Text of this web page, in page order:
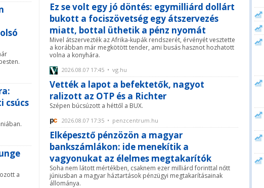
csúcs
a
Ez se volt egy jó döntés: egymilliárd dollárt
bukott a fociszövetség egy átszervezés
miatt, bottal üthetik a pénz nyomát
Mivel átszervezték az Afrika-kupák rendszerét, érvényét vesztette
a korábban már megkötött tender, ami busás hasznot hozhatott
volna a konyhára.
2026.08.07 17:45 • vg.hu
Vették a lapot a befektetők, nagyot
ralizott az OTP és a Richter
Szépen búcsúzott a héttől a BUX.
2026.08.07 17:35 • penzcentrum.hu
Elképesztő pénzözön a magyar
bankszámlákon: ide menekítik a
vagyonukat az élelmes megtakarítók
Soha nem látott mértékben, csaknem ezer milliárd forinttal nőtt
júniusban a magyar háztartások pénzügyi megtakarításainak
állománya.